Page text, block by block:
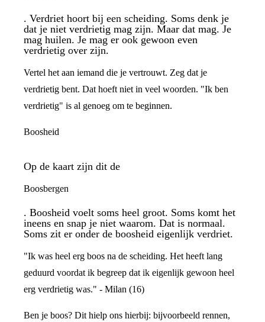
. Verdriet hoort bij een scheiding. Soms denk je
dat je niet verdrietig mag zijn. Maar dat mag. Je
mag huilen. Je mag er ook gewoon even
verdrietig over zijn.
Vertel het aan iemand die je vertrouwt. Zeg dat je
verdrietig bent. Dat hoeft niet in veel woorden. "Ik ben
verdrietig" is al genoeg om te beginnen.
Boosheid
Op de kaart zijn dit de
Boosbergen
. Boosheid voelt soms heel groot. Soms komt het
ineens en snap je niet waarom. Dat is normaal.
Soms zit er onder de boosheid eigenlijk verdriet.
"Ik was heel erg boos na de scheiding. Het heeft lang
geduurd voordat ik begreep dat ik eigenlijk gewoon heel
erg verdrietig was." - Milan (16)
Ben je boos? Dit hielp ons hierbij: bijvoorbeeld rennen,